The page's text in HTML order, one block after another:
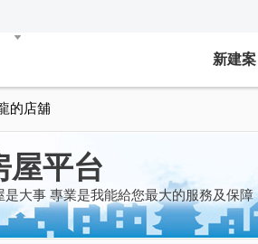
新建案
的店舖
屋平台
是大事 專業是我能給您最大的服務及保障